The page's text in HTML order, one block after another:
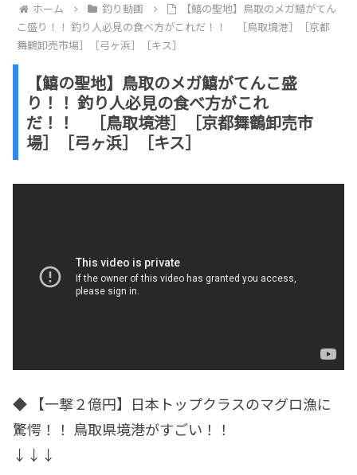
ホーム 釣り動画
【鱚の聖地】鳥取のメガ鱚がてん
こ盛り！！ 釣り人必見の食べ方がこれだ！！ ［鳥取境港］［京都
舞鶴卸売市場］［弓ヶ浜］［キス］
【鱚の聖地】鳥取のメガ鱚がてんこ盛
り！！ 釣り人必見の食べ方がこれ
だ！！ ［鳥取境港］［京都舞鶴卸売市
場］［弓ヶ浜］［キス］
◆ 【一撃２億円】日本トップクラスのマグロ漁に
驚愕！！ 鳥取県境港がすごい！！
↓↓↓